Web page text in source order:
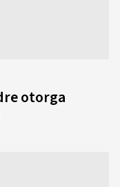
otorga